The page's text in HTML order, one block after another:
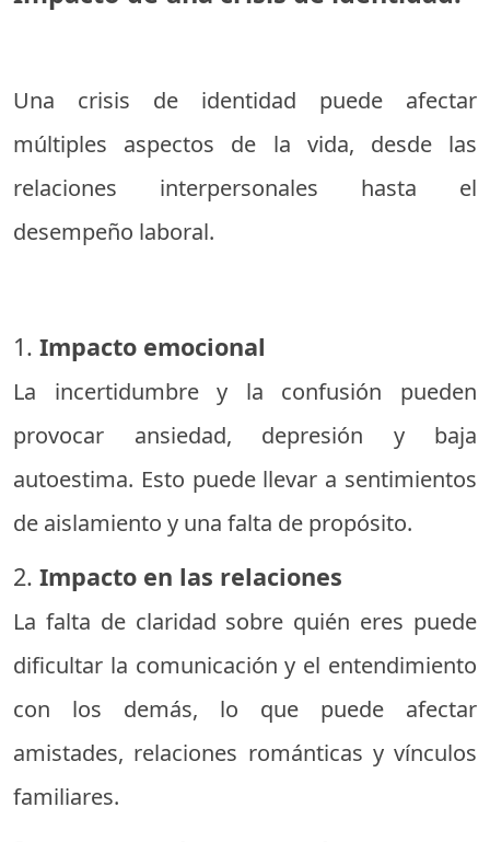
Una crisis de identidad puede afectar
múltiples aspectos de la vida, desde las
relaciones interpersonales hasta el
desempeño laboral.
1. Impacto emocional
La incertidumbre y la confusión pueden
provocar ansiedad, depresión y baja
autoestima. Esto puede llevar a sentimientos
de aislamiento y una falta de propósito.
2. Impacto en las relaciones
La falta de claridad sobre quién eres puede
dificultar la comunicación y el entendimiento
con los demás, lo que puede afectar
amistades, relaciones románticas y vínculos
familiares.